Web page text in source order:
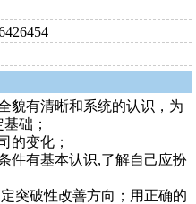
貌有清晰和系统的认识，为
础；
的变化；
件有基本认识,了解自己应扮
突破性改善方向；用正确的